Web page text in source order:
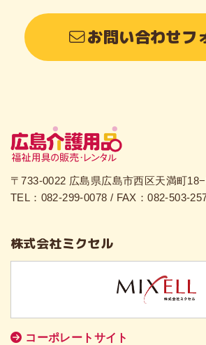
お問い合わせフ
〒733-0022 広島県広島市西区天満町
TEL：082-299-0078 / FAX：082-503-
株式会社ミクセル
コーポレートサイト